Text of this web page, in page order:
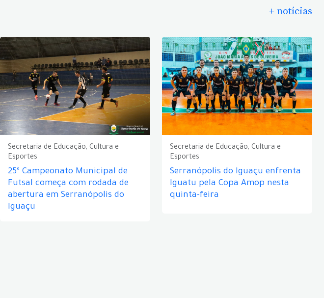
+ notícias
Secretaria de Educação, Cultura e
Esportes
25º Campeonato Municipal de
Futsal começa com rodada de
abertura em Serranópolis do
Iguaçu
Secretaria de Educação, Cultura e
Esportes
Serranópolis do Iguaçu enfrenta
Iguatu pela Copa Amop nesta
quinta-feira